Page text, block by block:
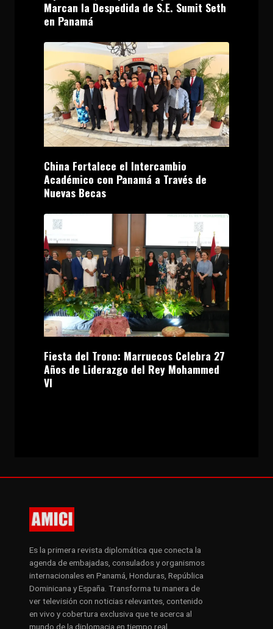
Marcan la Despedida de S.E. Sumit Seth
en Panamá
China Fortalece el Intercambio
Académico con Panamá a Través de
Nuevas Becas
Fiesta del Trono: Marruecos Celebra 27
Años de Liderazgo del Rey Mohammed
VI
Es la primera revista diplomática que conecta la
agenda de embajadas, consulados y organismos
internacionales en Panamá, Honduras, República
Dominicana y España. Transforma tu manera de
ver televisión con noticias relevantes, contenido
en vivo y cobertura exclusiva que te acerca al
mundo de la diplomacia en tiempo real.